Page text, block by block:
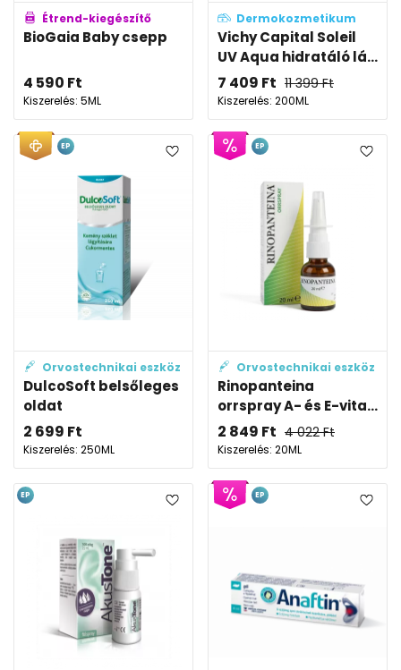
Étrend-kiegészítő
BioGaia Baby csepp
4 590 Ft
Kiszerelés: 5ML
Dermokozmetikum
Vichy Capital Soleil
UV Aqua hidratáló lá...
7 409 Ft 11 399Ft
Kiszerelés: 200ML
Orvostechnikai eszköz
DulcoSoft belsőleges
oldat
2 699 Ft
Kiszerelés: 250ML
EP
Orvostechnikai eszköz
Rinopanteina
orrspray A- és E-vita...
2 849 Ft 4 022Ft
Kiszerelés: 20ML
EP
EP EP